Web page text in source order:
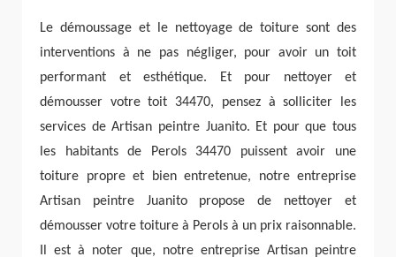
Le démoussage et le nettoyage de toiture sont des
interventions à ne pas négliger, pour avoir un toit
performant et esthétique. Et pour nettoyer et
démousser votre toit 34470, pensez à solliciter les
services de Artisan peintre Juanito. Et pour que tous
les habitants de Perols 34470 puissent avoir une
toiture propre et bien entretenue, notre entreprise
Artisan peintre Juanito propose de nettoyer et
démousser votre toiture à Perols à un prix raisonnable.
Il est à noter que, notre entreprise Artisan peintre